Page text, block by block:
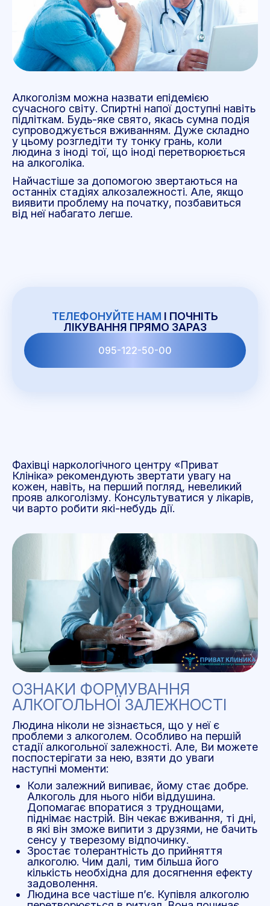
Алкоголізм можна назвати епідемією
сучасного світу. Спиртні напої доступні навіть
підліткам. Будь-яке свято, якась сумна подія
супроводжується вживанням. Дуже складно
у цьому розгледіти ту тонку грань, коли
людина з іноді тої, що іноді перетворюється
на алкоголіка.
Найчастіше за допомогою звертаються на
останніх стадіях алкозалежності. Але, якщо
виявити проблему на початку, позбавиться
від неї набагато легше.
ТЕЛЕФОНУЙТЕ НАМ І ПОЧНІТЬ
ЛІКУВАННЯ ПРЯМО ЗАРАЗ
095-122-50-00
Фахівці наркологічного центру «Приват
Клініка» рекомендують звертати увагу на
кожен, навіть, на перший погляд, невеликий
прояв алкоголізму. Консультуватися у лікарів,
чи варто робити які-небудь дії.
ОЗНАКИ ФОРМУВАННЯ
АЛКОГОЛЬНОЇ ЗАЛЕЖНОСТІ
Людина ніколи не зізнається, що у неї є
проблеми з алкоголем. Особливо на першій
стадії алкогольної залежності. Але, Ви можете
поспостерігати за нею, взяти до уваги
наступні моменти:
Коли залежний випиває, йому стає добре.
Алкоголь для нього ніби віддушина.
Допомагає впоратися з труднощами,
піднімає настрій. Він чекає вживання, ті дні,
в які він зможе випити з друзями, не бачить
сенсу у тверезому відпочинку.
Зростає толерантність до прийняття
алкоголю. Чим далі, тим більша його
кількість необхідна для досягнення ефекту
задоволення.
Людина все частіше п’є. Купівля алкоголю